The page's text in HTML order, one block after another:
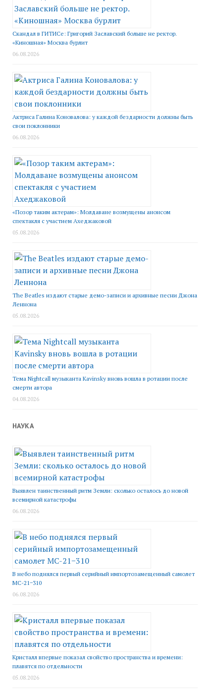
Скандал в ГИТИСе: Григорий Заславский больше не ректор.
«Киношная» Москва бурлит
06.08.2026
Актриса Галина Коновалова: у каждой бездарности должны быть
свои поклонники
06.08.2026
«Позор таким актерам»: Молдаване возмущены анонсом
спектакля с участием Ахеджаковой
05.08.2026
The Beatles издают старые демо-записи и архивные песни Джона
Леннона
05.08.2026
Тема Nightcall музыканта Kavinsky вновь вошла в ротации после
смерти автора
04.08.2026
НАУКА
Выявлен таинственный ритм Земли: сколько осталось до новой
всемирной катастрофы
06.08.2026
В небо поднялся первый серийный импортозамещенный самолет
МС-21−310
06.08.2026
Кристалл впервые показал свойство пространства и времени:
плавятся по отдельности
05.08.2026